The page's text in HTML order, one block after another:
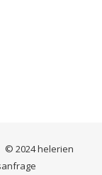
".
© 2024 helerien